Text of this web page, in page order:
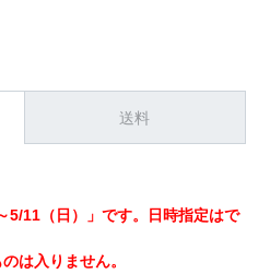
送料
5/11（日）」です。日時指定はで
は入りません。